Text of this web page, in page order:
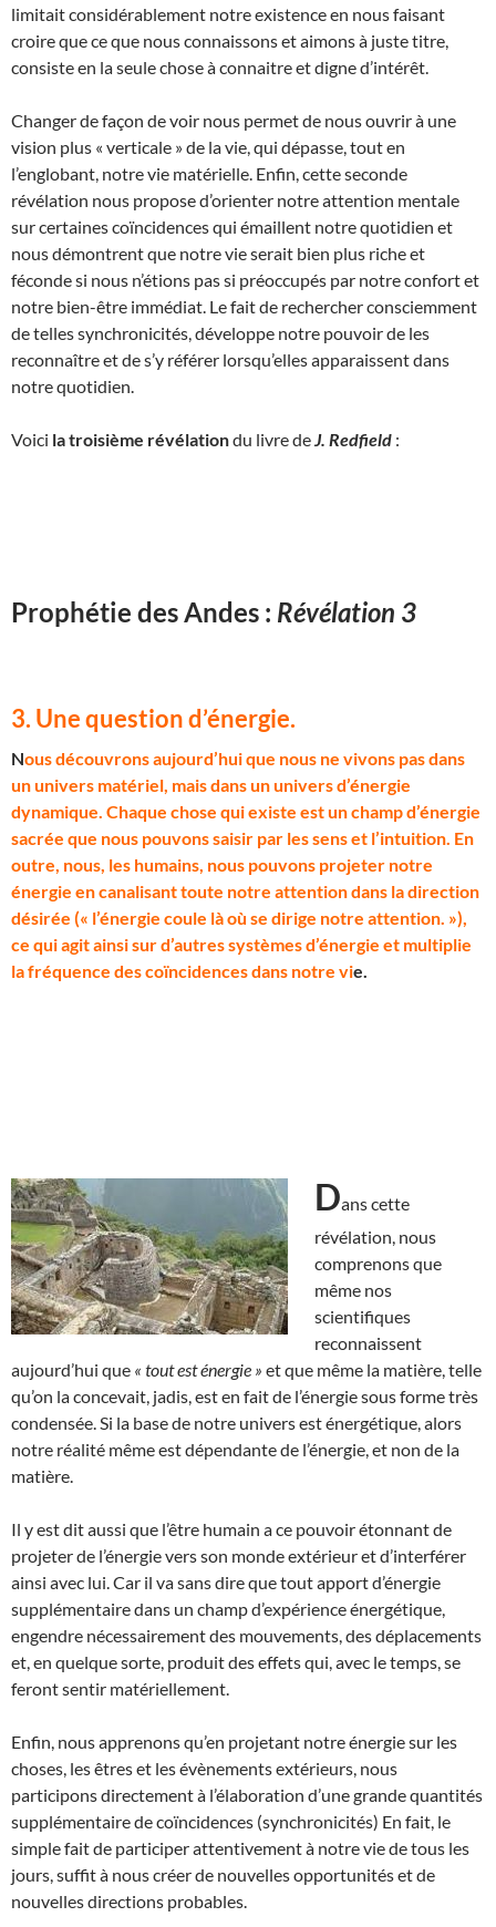
limitait considérablement notre existence en nous faisant
croire que ce que nous connaissons et aimons à juste titre,
consiste en la seule chose à connaitre et digne d’intérêt.
Changer de façon de voir nous permet de nous ouvrir à une
vision plus « verticale » de la vie, qui dépasse, tout en
l’englobant, notre vie matérielle. Enfin, cette seconde
révélation nous propose d’orienter notre attention mentale
sur certaines coïncidences qui émaillent notre quotidien et
nous démontrent que notre vie serait bien plus riche et
féconde si nous n’étions pas si préoccupés par notre confort et
notre bien-être immédiat. Le fait de rechercher consciemment
de telles synchronicités, développe notre pouvoir de les
reconnaître et de s’y référer lorsqu’elles apparaissent dans
notre quotidien.
Voici la troisième révélationdu livre de J. Redfield :
Prophétie des Andes : Révélation 3
3. Une question d’énergie.
Nous découvrons aujourd’hui que nous ne vivons pas dans
un univers matériel, mais dans un univers d’énergie
dynamique. Chaque chose qui existe est un champ d’énergie
sacrée que nous pouvons saisir par les sens et l’intuition. En
outre, nous, les humains, nous pouvons projeter notre
énergie en canalisant toute notre attention dans la direction
désirée (« l’énergie coule là où se dirige notre attention. »),
ce qui agit ainsi sur d’autres systèmes d’énergie et multiplie
la fréquence des coïncidences dans notre vie.
Dans cette
révélation, nous
comprenons que
même nos
scientifiques
reconnaissent
aujourd’hui que « tout est énergie » et que même la matière, telle
qu’on la concevait, jadis, est en fait de l’énergie sous forme très
condensée. Si la base de notre univers est énergétique, alors
notre réalité même est dépendante de l’énergie, et non de la
matière.
Il y est dit aussi que l’être humain a ce pouvoir étonnant de
projeter de l’énergie vers son monde extérieur et d’interférer
ainsi avec lui. Car il va sans dire que tout apport d’énergie
supplémentaire dans un champ d’expérience énergétique,
engendre nécessairement des mouvements, des déplacements
et, en quelque sorte, produit des effets qui, avec le temps, se
feront sentir matériellement.
Enfin, nous apprenons qu’en projetant notre énergie sur les
choses, les êtres et les évènements extérieurs, nous
participons directement à l’élaboration d’une grande quantités
supplémentaire de coïncidences (synchronicités) En fait, le
simple fait de participer attentivement à notre vie de tous les
jours, suffit à nous créer de nouvelles opportunités et de
nouvelles directions probables.